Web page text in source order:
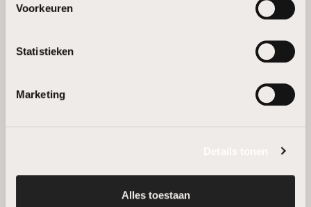
Voorkeuren
Statistieken
Marketing
Alles toestaan